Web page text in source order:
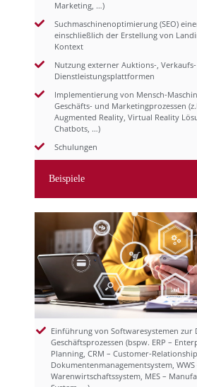
Marketing, …)
Suchmaschinenoptimierung (SEO)
einschließlich der Erstellung von
Kontext
Nutzung externer Auktions-,
Dienstleistungsplattformen
Implementierung von Mensch-
Geschäfts- und Marketingprozessen
Augmented Reality, Virtual Reality
Chatbots, …)
Schulungen
Beispiele
Modul
Einführung von Softwaresystemen zur
Geschäftsprozessen (bspw. ERP –
Planning, CRM – Customer-
Dokumentenmanagementsystem, WWS
Warenwirtschaftssystem, MES –